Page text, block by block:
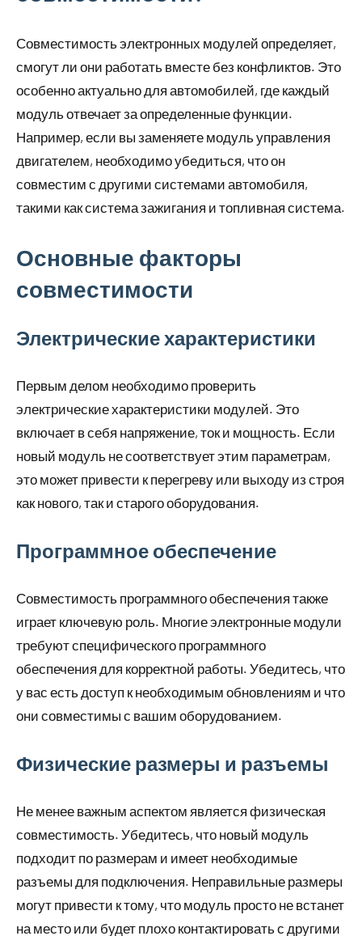
Совместимость электронных модулей определяет,
смогут ли они работать вместе без конфликтов. Это
особенно актуально для автомобилей, где каждый
модуль отвечает за определенные функции.
Например, если вы заменяете модуль управления
двигателем, необходимо убедиться, что он
совместим с другими системами автомобиля,
такими как система зажигания и топливная система.
Основные факторы
совместимости
Электрические характеристики
Первым делом необходимо проверить
электрические характеристики модулей. Это
включает в себя напряжение, ток и мощность. Если
новый модуль не соответствует этим параметрам,
это может привести к перегреву или выходу из строя
как нового, так и старого оборудования.
Программное обеспечение
Совместимость программного обеспечения также
играет ключевую роль. Многие электронные модули
требуют специфического программного
обеспечения для корректной работы. Убедитесь, что
у вас есть доступ к необходимым обновлениям и что
они совместимы с вашим оборудованием.
Физические размеры и разъемы
Не менее важным аспектом является физическая
совместимость. Убедитесь, что новый модуль
подходит по размерам и имеет необходимые
разъемы для подключения. Неправильные размеры
могут привести к тому, что модуль просто не встанет
на место или будет плохо контактировать с другими